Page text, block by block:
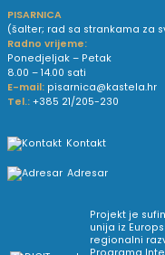
PISARNICA
(šalter; rad sa strankama za
Radno vrijeme:
Ponedjeljak – Petak
8.00 – 14.00 sati
E-mail: pisarnica@kastela.hr
Tel.: +385 21/205-230
Kontakt
Adresar
Projekt je
unija iz
regionalni